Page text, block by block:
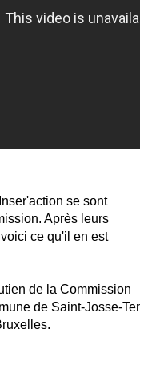
se sont
Après leurs
ce qu'il en est
de la Commission
de Saint-Josse-Ten-